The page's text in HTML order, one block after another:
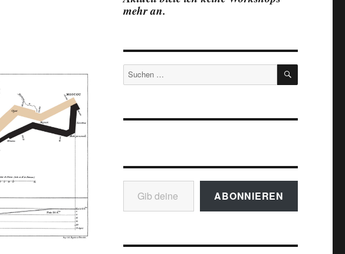
mehr an.
Suchen
nach:
SUCHEN
Gib deine E-Mail-Adresse ein ...
ABONNIEREN